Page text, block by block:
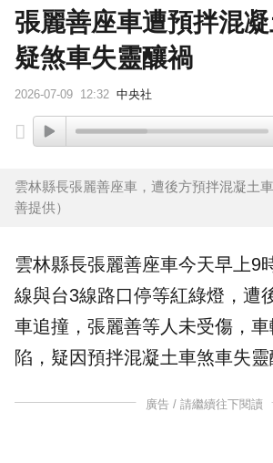
張麗善座車遭預拌混
疑煞車失靈釀禍
2026-07-09 12:32 中央社
雲林縣長張麗善座車，遭後方預拌混凝土
善提供）
雲林縣長張麗善座車今天早上9
線與台3線路口停等紅綠燈，遭
車追撞，張麗善等人未受傷，車
陷，疑因預拌混凝土車煞車失靈
廣告 / 請繼續往下閱讀